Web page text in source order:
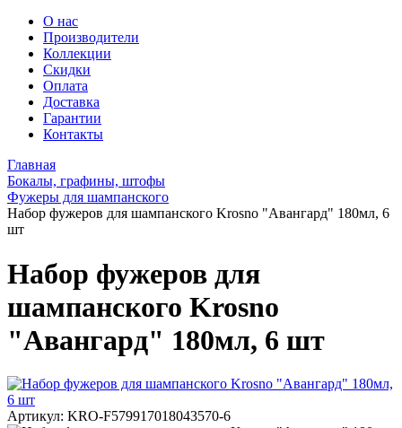
О нас
Производители
Коллекции
Скидки
Оплата
Доставка
Гарантии
Контакты
Главная
Бокалы, графины, штофы
Фужеры для шампанского
Набор фужеров для шампанского Krosno "Авангард" 180мл, 6
шт
Набор фужеров для
шампанского Krosno
"Авангард" 180мл, 6 шт
Артикул: KRO-F579917018043570-6